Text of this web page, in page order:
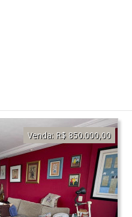
Venda: R$ 850.000,00